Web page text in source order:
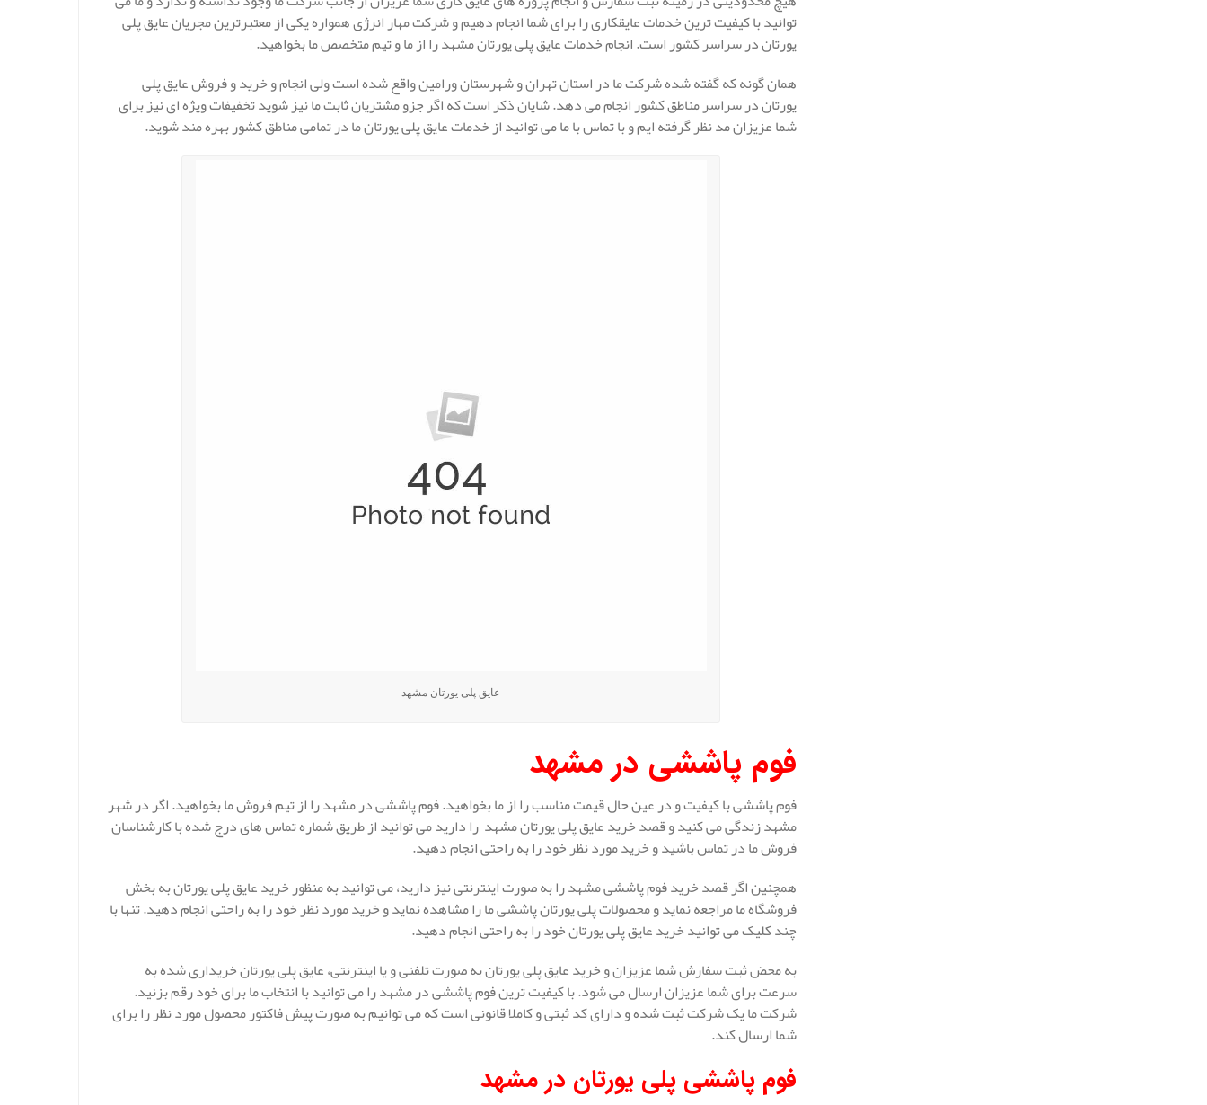
توانید با کیفیت ترین خدمات عایقکاری را برای شما انجام دهیم و شرکت مهار انرژی همواره یکی از معتبرترین مجریان عایق پلی
یورتان در سراسر کشور است. انجام خدمات عایق پلی یورتان مشهد را از ما و تیم متخصص ما بخواهید.
همان گونه که گفته شده شرکت ما در استان تهران و شهرستان ورامین واقع شده است ولی انجام و خرید و فروش عایق پلی
یورتان در سراسر مناطق کشور انجام می دهد. شایان ذکر است که اگر جزو مشتریان ثابت ما نیز شوید تخفیفات ویژه ای نیز برای
شما عزیزان مد نظر گرفته ایم و با تماس با ما می توانید از خدمات عایق پلی یورتان ما در تمامی مناطق کشور بهره مند شوید.
عایق پلی یورتان مشهد
فوم پاششی در مشهد
فوم پاششی با کیفیت و در عین حال قیمت مناسب را از ما بخواهید. فوم پاششی در مشهد را از تیم فروش ما بخواهید. اگر در شهر
مشهد زندگی می کنید و قصد خرید عایق پلی یورتان مشهد را دارید می توانید از طریق شماره تماس های درج شده با کارشناسان
فروش ما در تماس باشید و خرید مورد نظر خود را به راحتی انجام دهید.
همچنین اگر قصد خرید فوم پاششی مشهد را به صورت اینترنتی نیز دارید، می توانید به منظور خرید عایق پلی یورتان به بخش
فروشگاه ما مراجعه نماید و محصولات پلی یورتان پاششی ما را مشاهده نماید و خرید مورد نظر خود را به راحتی انجام دهید. تنها با
چند کلیک می توانید خرید عایق پلی یورتان خود را به راحتی انجام دهید.
به محض ثبت سفارش شما عزیزان و خرید عایق پلی یورتان به صورت تلفنی و یا اینترنتی، عایق پلی یورتان خریداری شده به
سرعت برای شما عزیزان ارسال می شود. با کیفیت ترین فوم پاششی در مشهد را می توانید با انتخاب ما برای خود رقم بزنید.
شرکت ما یک شرکت ثبت شده و دارای کد ثبتی و کاملا قانونی است که می توانیم به صورت پیش فاکتور محصول مورد نظر را برای
شما ارسال کند.
فوم پاششی پلی یورتان در مشهد